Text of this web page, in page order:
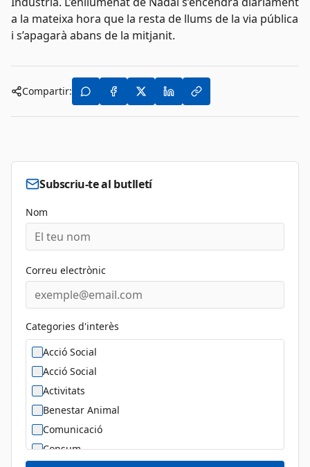
a la mateixa hora que la resta de llums de la via pública
i s’apagarà abans de la mitjanit.
Compartir:
Subscriu-te al butlletí
Nom
Correu electrònic
Categories d'interès
Acció Social
Acció Social
Activitats
Benestar Animal
Comunicació
Consum